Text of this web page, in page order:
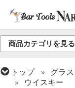
商品カテゴリを見る
トップ グラ
ウイスキー